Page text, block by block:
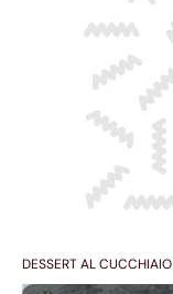
DESSERT AL CUCCHIAIO